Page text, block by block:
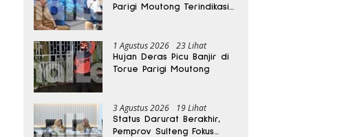
Parigi Moutong Terindikasi
1 Agustus 2026 23 Lihat
Hujan Deras Picu Banjir di
Torue Parigi Moutong
3 Agustus 2026 19 Lihat
Status Darurat Berakhir,
Pemprov Sulteng Fokus